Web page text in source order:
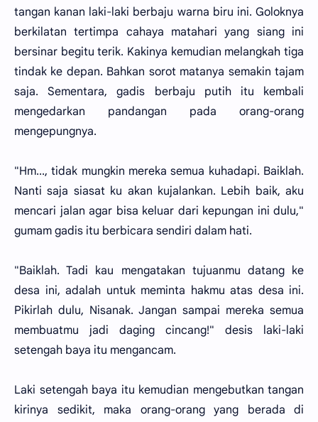
tangan kanan laki-laki berbaju warna biru ini. Goloknya
berkilatan tertimpa cahaya matahari yang siang ini
bersinar begitu terik. Kakinya kemudian melangkah tiga
tindak ke depan. Bahkan sorot matanya semakin tajam
saja. Sementara, gadis berbaju putih itu kembali
mengedarkan pandangan pada orang-orang
mengepungnya.
"Hm..., tidak mungkin mereka semua kuhadapi. Baiklah.
Nanti saja siasat ku akan kujalankan. Lebih baik, aku
mencari jalan agar bisa keluar dari kepungan ini dulu,"
gumam gadis itu berbicara sendiri dalam hati.
"Baiklah. Tadi kau mengatakan tujuanmu datang ke
desa ini, adalah untuk meminta hakmu atas desa ini.
Pikirlah dulu, Nisanak. Jangan sampai mereka semua
membuatmu jadi daging cincang!" desis laki-laki
setengah baya itu mengancam.
Laki setengah baya itu kemudian mengebutkan tangan
kirinya sedikit, maka orang-orang yang berada di